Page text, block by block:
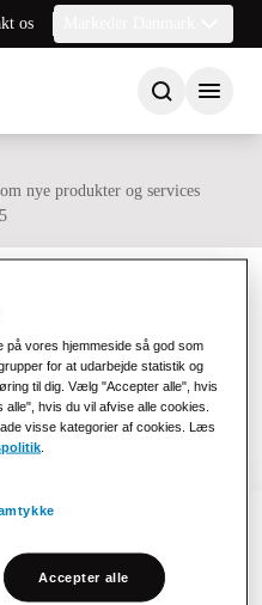
os
nye produkter og services
på vores hjemmeside så god som
for at udarbejde statistik og
til dig. Vælg "Accepter alle", hvis
hvis du vil afvise alle cookies.
visse kategorier af cookies. Læs
Accepter alle